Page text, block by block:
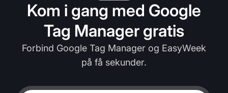
Kom i gang med Google
Tag Manager gratis
Forbind Google Tag Manager og EasyWeek
på få sekunder.